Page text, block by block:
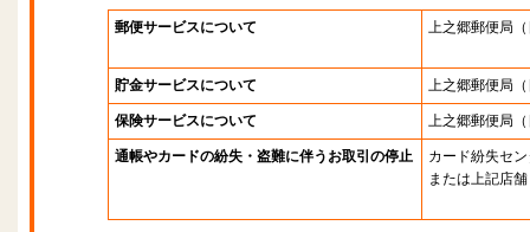
郵便サービスについて 上之郷郵便局
貯金サービスについて 上之郷郵便局
保険サービスについて 上之郷郵便局
通帳やカードの紛失・盗難に伴うお取引の停止
カード紛失セ
または上記店舗